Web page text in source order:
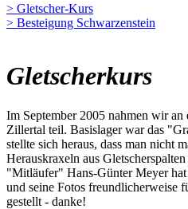
> Gletscher-Kurs
> Besteigung Schwarzenstein
Gletscherkurs
Im September 2005 nahmen wir
Zillertal teil. Basislager war das
stellte sich heraus, dass man nicht
Herauskraxeln aus
"Mitläufer" Hans-Günter Meyer
und seine Fotos
gestellt - danke!